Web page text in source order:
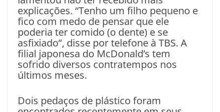
explicações. “Tenho um filho pequeno e
fico com medo de pensar que ele
poderia ter comido (o dente) e se
asfixiado”, disse por telefone à TBS. A
filial japonesa do McDonald’s tem
sofrido diversos contratempos nos
últimos meses.
Dois pedaços de plástico foram